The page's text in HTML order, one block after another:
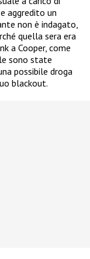
aggredito un
non è indagato,
quella sera era
a Cooper, come
sono state
possibile droga
blackout.